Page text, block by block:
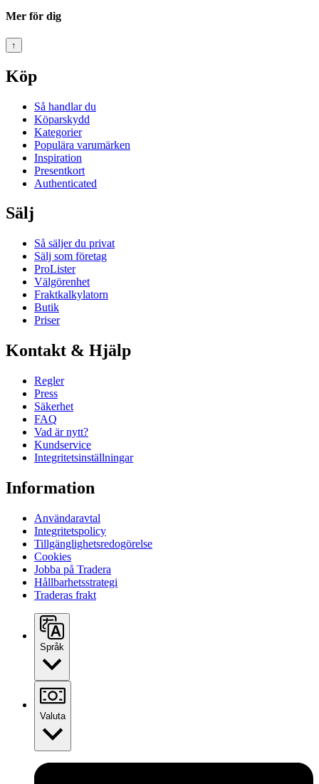
Mer för dig
↑
Köp
Så handlar du
Köparskydd
Kategorier
Populära varumärken
Inspiration
Presentkort
Authenticated
Sälj
Så säljer du privat
Sälj som företag
ProLister
Välgörenhet
Fraktkalkylatorn
Butik
Priser
Kontakt & Hjälp
Regler
Press
Säkerhet
FAQ
Vad är nytt?
Kundservice
Integritetsinställningar
Information
Användaravtal
Integritetspolicy
Tillgänglighetsredogörelse
Cookies
Jobba på Tradera
Hållbarhetsstrategi
Traderas frakt
Språk
Valuta